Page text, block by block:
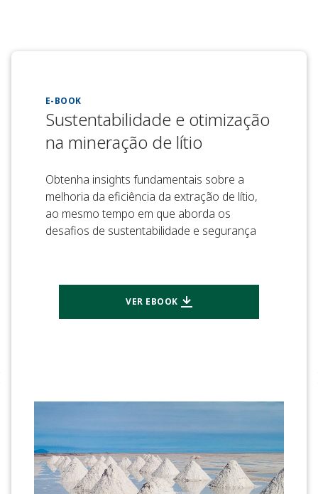
E-BOOK
Sustentabilidade e otimização
na mineração de lítio
Obtenha insights fundamentais sobre a
melhoria da eficiência da extração de lítio,
ao mesmo tempo em que aborda os
desafios de sustentabilidade e segurança
VER EBOOK